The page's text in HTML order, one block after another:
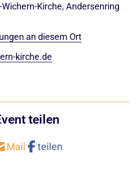
Kirche, Andersenring
an diesem Ort
kirche.de
teilen